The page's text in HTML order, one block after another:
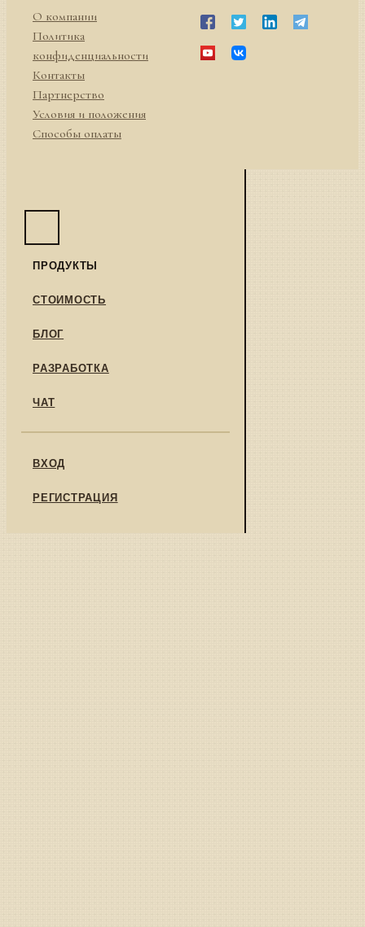
О компании
Политика
конфиденциальности
Контакты
Партнерство
Условия и положения
Способы оплаты
ПРОДУКТЫ
СТОИМОСТЬ
БЛОГ
РАЗРАБОТКА
ЧАТ
ВХОД
РЕГИСТРАЦИЯ